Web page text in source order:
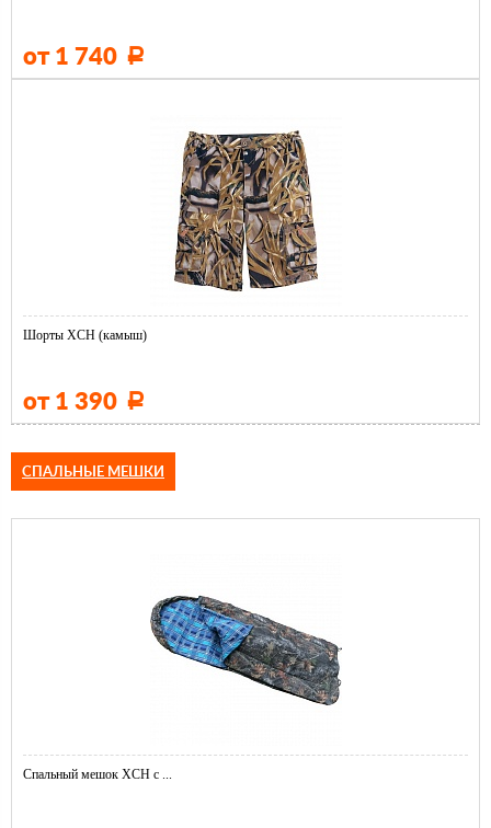
от 1 740 Р
Шорты ХСН (камыш)
от 1 390 Р
СПАЛЬНЫЕ МЕШКИ
Спальный мешок ХСН с ...